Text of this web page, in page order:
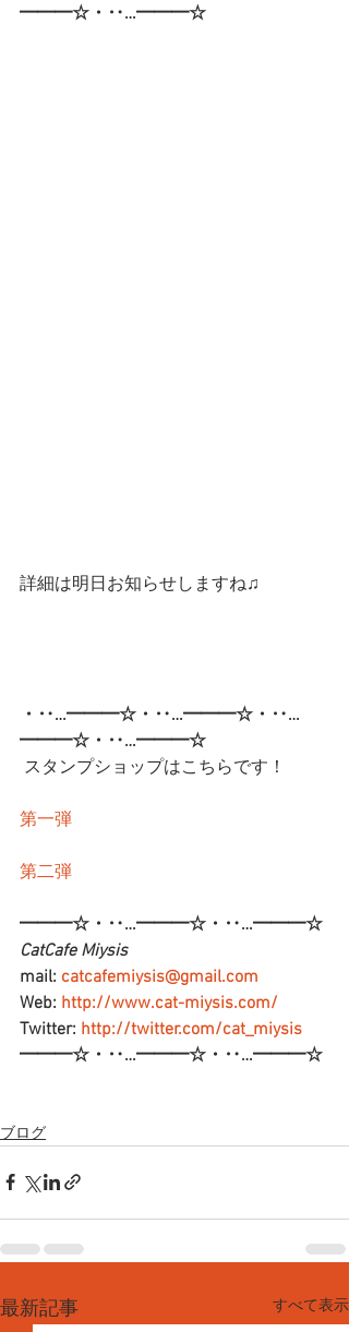
━━━☆・‥…━━━☆
詳細は明日お知らせしますね♫
・‥…━━━☆・‥…━━━☆・‥…
━━━☆・‥…━━━☆
スタンプショップはこちらです！
第一弾
第二弾
━━━☆・‥…━━━☆・‥…━━━☆
CatCafe Miysis
mail: catcafemiysis@gmail.com
Web: http://www.cat-miysis.com/
Twitter: http://twitter.com/cat_miysis
━━━☆・‥…━━━☆・‥…━━━☆
ブログ
最新記事 すべて表示